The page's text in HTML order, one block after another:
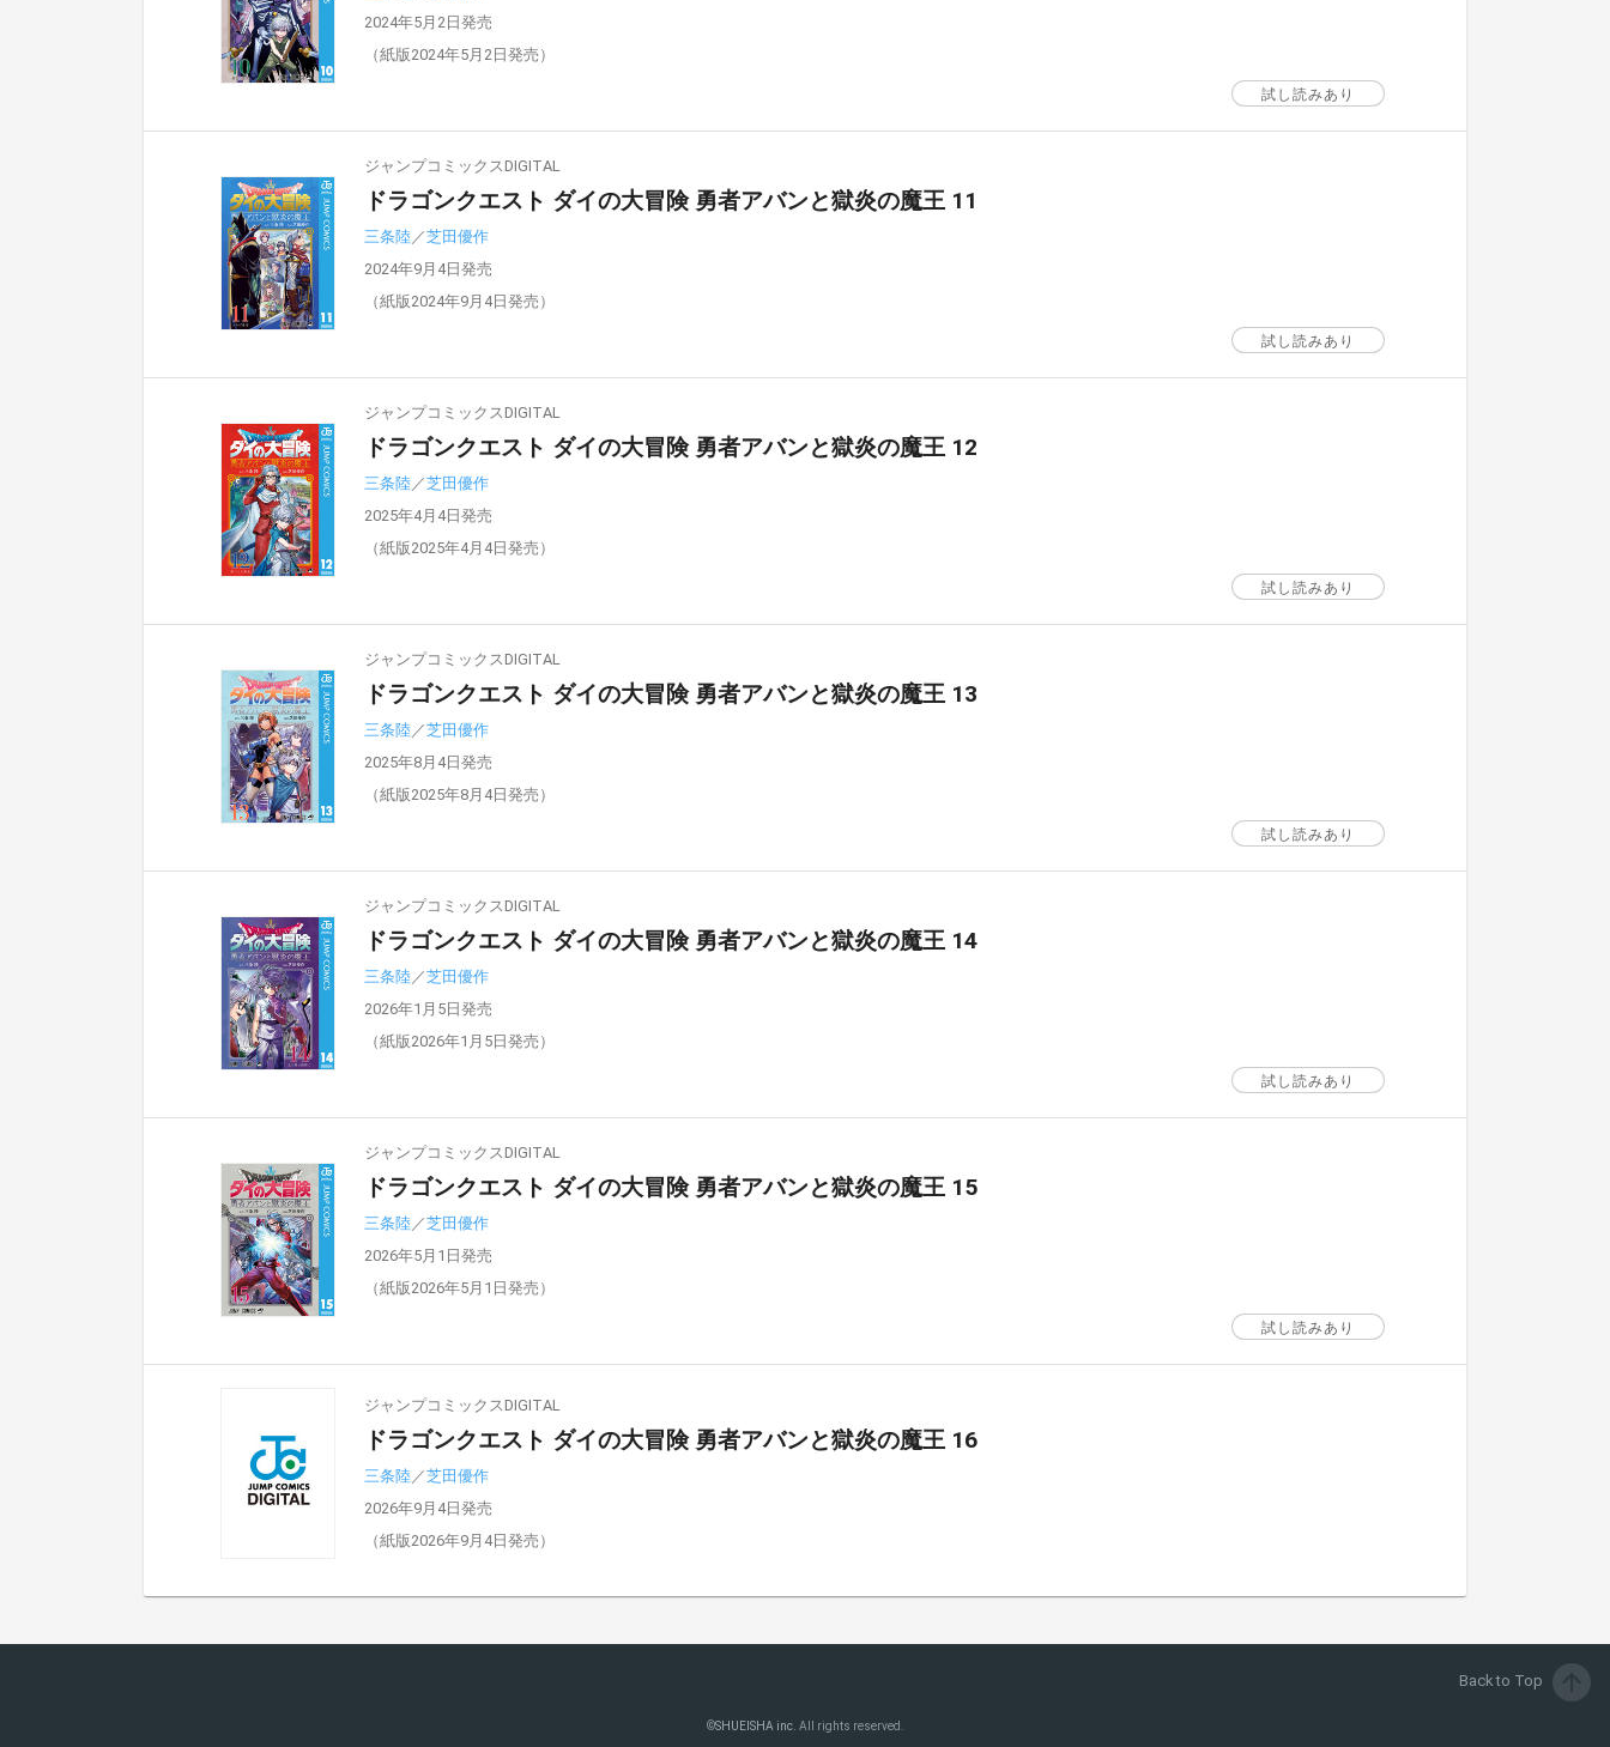
2024年5月2日発売
（紙版2024年5月2日発売）
試し読みあり
ジャンプコミックスDIGITAL
ドラゴンクエスト ダイの大冒険 勇者アバンと獄炎の魔王 11
三条陸 ／芝田優作
2024年9月4日発売
（紙版2024年9月4日発売）
試し読みあり
ジャンプコミックスDIGITAL
ドラゴンクエスト ダイの大冒険 勇者アバンと獄炎の魔王 12
三条陸 ／芝田優作
2025年4月4日発売
（紙版2025年4月4日発売）
試し読みあり
ジャンプコミックスDIGITAL
ドラゴンクエスト ダイの大冒険 勇者アバンと獄炎の魔王 13
三条陸 ／芝田優作
2025年8月4日発売
（紙版2025年8月4日発売）
試し読みあり
ジャンプコミックスDIGITAL
ドラゴンクエスト ダイの大冒険 勇者アバンと獄炎の魔王 14
三条陸 ／芝田優作
2026年1月5日発売
（紙版2026年1月5日発売）
試し読みあり
ジャンプコミックスDIGITAL
ドラゴンクエスト ダイの大冒険 勇者アバンと獄炎の魔王 15
三条陸 ／芝田優作
2026年5月1日発売
（紙版2026年5月1日発売）
試し読みあり
ジャンプコミックスDIGITAL
ドラゴンクエスト ダイの大冒険 勇者アバンと獄炎の魔王 16
三条陸／芝田優作
2026年9月4日発売
（紙版2026年9月4日発売）
Back to Top
©SHUEISHA inc. All rights reserved.